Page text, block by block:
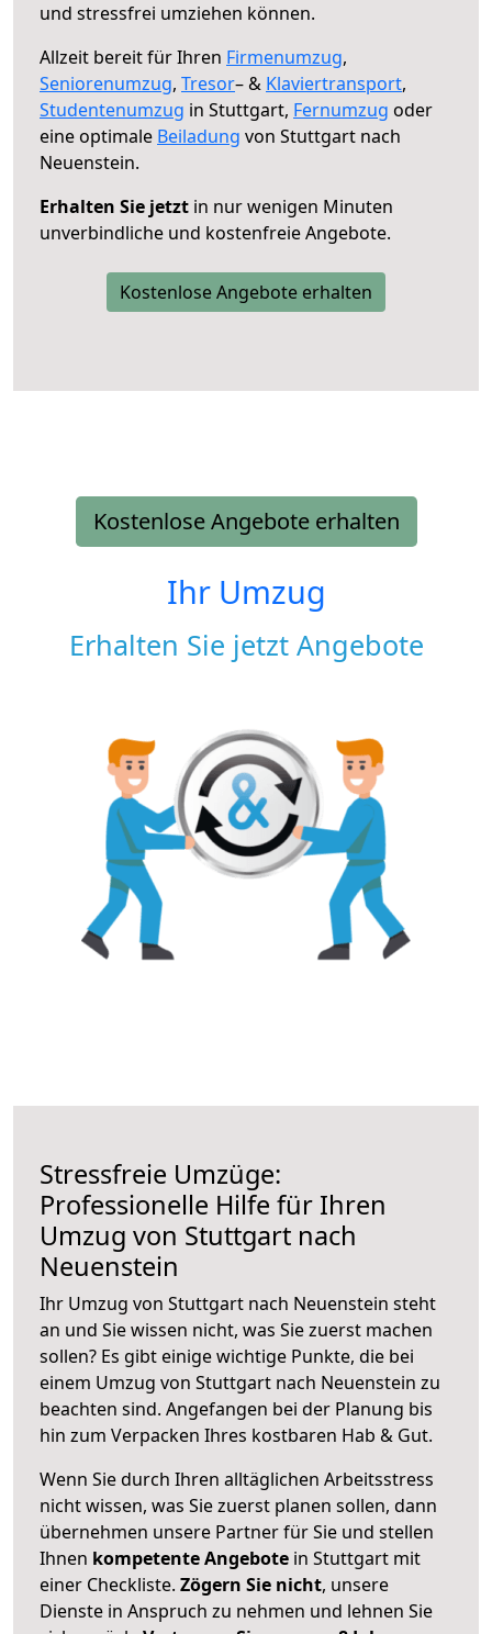
und stressfrei umziehen können.
Allzeit bereit für Ihren Firmenumzug,
Seniorenumzug, Tresor– & Klaviertransport,
Studentenumzug in Stuttgart, Fernumzug oder
eine optimale Beiladung von Stuttgart nach
Neuenstein.
Erhalten Sie jetzt in nur wenigen Minuten
unverbindliche und kostenfreie Angebote.
Kostenlose Angebote erhalten
Kostenlose Angebote erhalten
Ihr Umzug
Erhalten Sie jetzt Angebote
Stressfreie Umzüge:
Professionelle Hilfe für Ihren
Umzug von Stuttgart nach
Neuenstein
Ihr Umzug von Stuttgart nach Neuenstein steht
an und Sie wissen nicht, was Sie zuerst machen
sollen? Es gibt einige wichtige Punkte, die bei
einem Umzug von Stuttgart nach Neuenstein zu
beachten sind. Angefangen bei der Planung bis
hin zum Verpacken Ihres kostbaren Hab & Gut.
Wenn Sie durch Ihren alltäglichen Arbeitsstress
nicht wissen, was Sie zuerst planen sollen, dann
übernehmen unsere Partner für Sie und stellen
Ihnen kompetente Angebote in Stuttgart mit
einer Checkliste. Zögern Sie nicht, unsere
Dienste in Anspruch zu nehmen und lehnen Sie